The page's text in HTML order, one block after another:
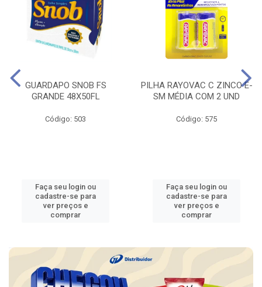
GUARDAPO SNOB FS
GRANDE 48X50FL
Código: 503
Faça seu login ou
cadastre-se para
ver preços e
comprar
PILHA RAYOVAC C ZINCO E-
SM MÉDIA COM 2 UND
Código: 575
Faça seu login ou
cadastre-se para
ver preços e
comprar